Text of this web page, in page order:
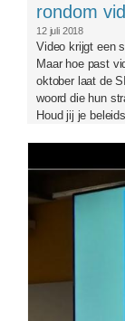
rondom
12 juli 2018
Video krijgt een
Maar hoe past
oktober laat de
woord die hun
Houd jij je
logosigme-